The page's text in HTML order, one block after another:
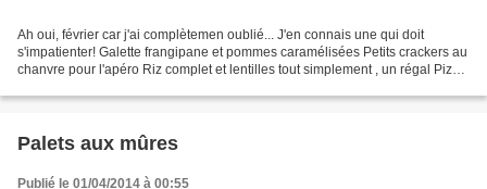
Ah oui, février car j'ai complètemen oublié... J'en connais une qui doit
s'impatienter! Galette frangipane et pommes caramélisées Petits crackers au
chanvre pour l'apéro Riz complet et lentilles tout simplement , un régal Pizza
Palets aux mûres
Publié le 01/04/2014 à 00:55